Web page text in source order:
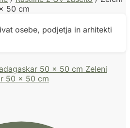
50 cm
osebe, podjetja in arhitekti